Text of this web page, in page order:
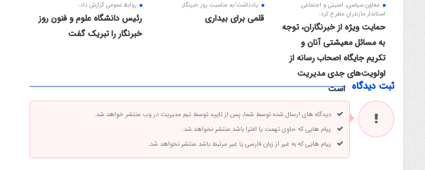
معاون سیاسی، امنیتی و اجتماعی
استاندار مازندران مطرح کرد:
حمایت ویژه از خبرنگاران، توجه
به مسائل معیشتی آنان و
تکریم جایگاه اصحاب رسانه از
اولویت‌های جدی مدیریت
ارشد استان است
یادداشت/به مناسبت روز خبرنگار
قلمی برای بیداری
روابط عمومی گزارش داد:
رئیس دانشگاه علوم و فنون روز
خبرنگار را تبریک گفت
ثبت دیدگاه
دیدگاه های ارسال شده توسط شما، پس از تایید توسط تیم مدیریت در وب منتشر خواهد شد.
پیام هایی که حاوی تهمت یا افترا باشد منتشر نخواهد شد.
پیام هایی که به غیر از زبان فارسی یا غیر مرتبط باشد منتشر نخواهد شد.